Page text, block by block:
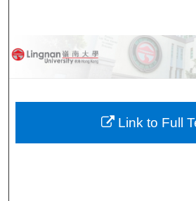
Browse
About
Link to Full